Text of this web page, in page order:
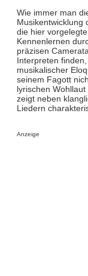
Wie immer man
Musikentwicklung
die hier
Kennenlernen
präzisen
Interpreten
musikalischer
seinem Fagott
lyrischen
zeigt neben
Liedern
Anzeige